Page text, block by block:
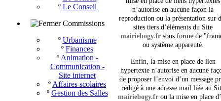
º Le Conseil
Commissions
º Urbanisme
º Finances
º Animation -
Communication -
Site internet
º Affaires scolaires
º Gestion des Salles
n’autorise en aucune façon la
reproduction ou la présentation sur
sites tiers d’éléments du Site
mairiebogy.fr sous forme de
ou système apparenté.
Enfin, la mise en place de lien
hypertexte n’autorise en aucune
de proposer l’envoi d’un message
rédigé à une adresse mail liée au
mairiebogy.frou la mise en place